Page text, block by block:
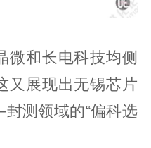
微和长电科技均侧
又展现出无锡芯片
测领域的“偏科选